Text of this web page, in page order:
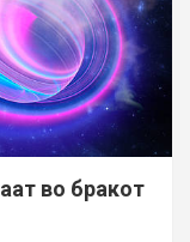
во бракот